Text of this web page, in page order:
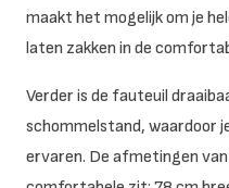
maakt het mogelijk om je
laten zakken in de
Verder is de fauteuil
schommelstand, waardoor
ervaren. De afmetingen